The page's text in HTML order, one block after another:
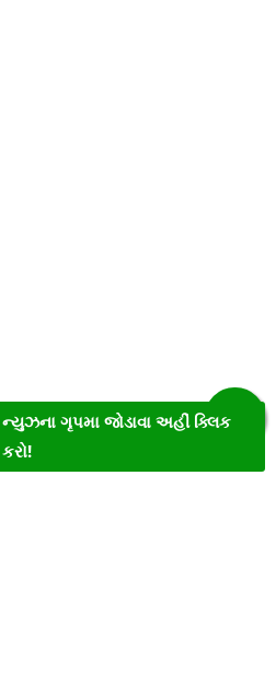
ન્યુઝના ગૃપમા જોડાવા અહીં ક્લિક
કરો!